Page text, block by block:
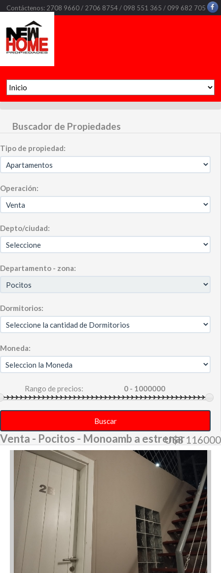
Contáctenos: 2708 9660 / 2706 8754 / 098 551 365 / 099 682 705
Buscador de Propiedades
Tipo de propiedad:
Operación:
Depto/ciudad:
Departamento - zona:
Dormitorios:
Moneda:
Rango de precios:
Buscar
Venta - Pocitos - Monoamb a estrenarU$S 116000